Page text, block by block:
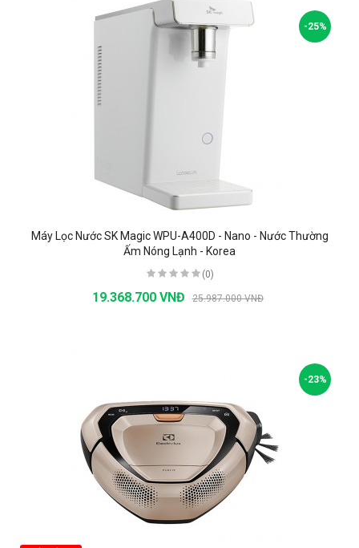
-25%
Máy Lọc Nước SK Magic WPU-A400D - Nano - Nước Thường
Ấm Nóng Lạnh - Korea
(0)
19.368.700 VNĐ 25.987.000 VNĐ
-23%